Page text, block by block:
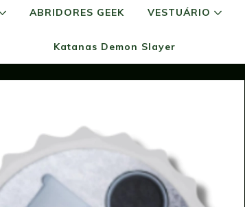
ABRIDORES GEEK VESTUÁRIO
Katanas Demon Slayer